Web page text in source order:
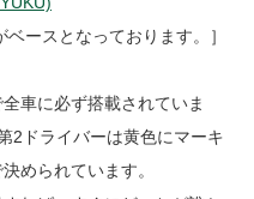
ースとなっております。］
車に必ず搭載されていま
2ドライバーは黄色にマーキ
められています。